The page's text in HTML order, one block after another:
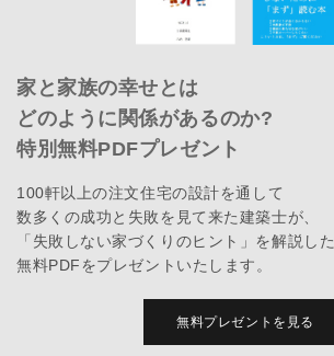
家と家族の幸せとは
どのように関係があるのか?
特別無料PDFプレゼント
100軒以上の注文住宅の設計を通して
数多くの成功と失敗を見て来た建築士が、
「失敗しない家づくりのヒント」を解説した
無料PDFをプレゼントいたします。
無料プレゼントを見る